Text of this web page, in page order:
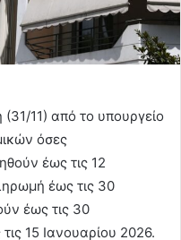
11) από το υπουργείο
όσες
έως τις 12
έως τις 30
έως τις 30
15 Ιανουαρίου 2026.